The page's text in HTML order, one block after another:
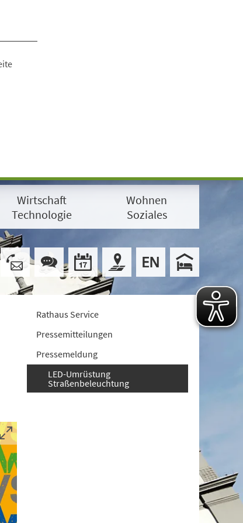
Wirtschaft
Technologie
Wohnen
Soziales
Rathaus Service
Pressemitteilungen
Pressemeldung
LED-Umrüstung
Straßenbeleuchtung